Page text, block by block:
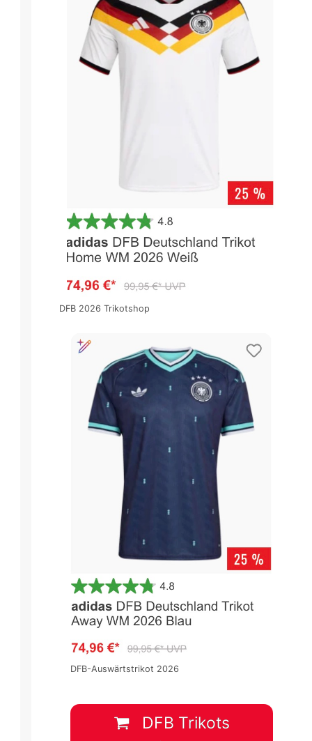
DFB 2026 Trikotshop
DFB-Auswärtstrikot 2026
DFB Trikots